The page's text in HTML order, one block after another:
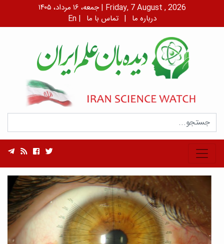
جمعه، ۱۶ مرداد، ۱۴۰۵ | Friday, 7 August , 2026
En | درباره ما | تماس با ما